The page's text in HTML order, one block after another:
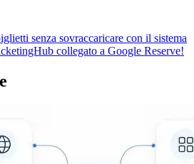
senza sovraccaricare con il sistema
collegato a Google Reserve!